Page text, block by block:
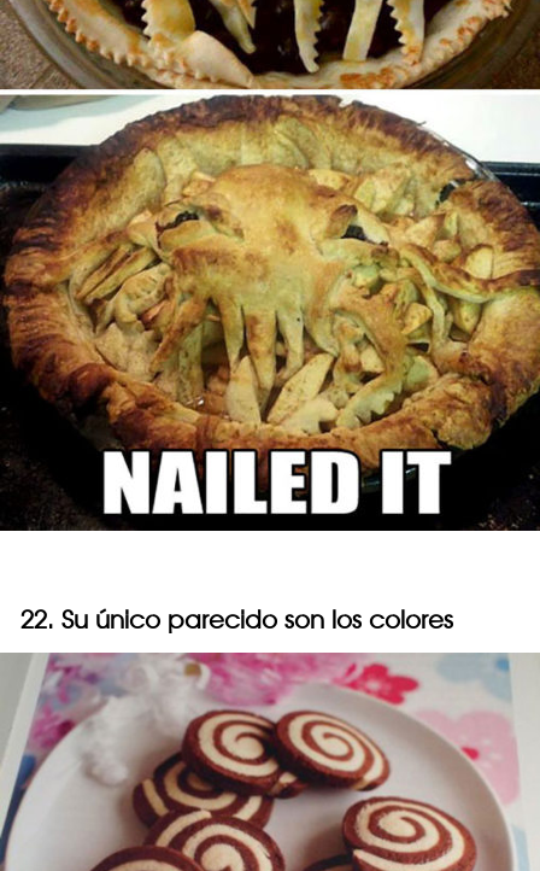
22. Su único parecido son los colores